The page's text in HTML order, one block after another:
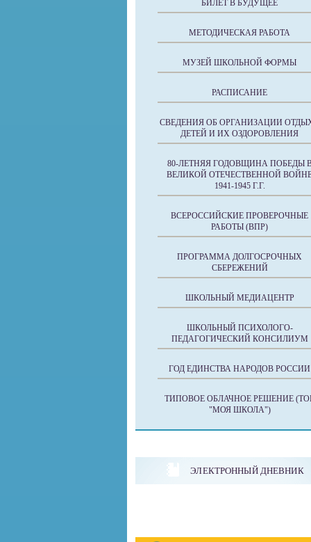
БИЛЕТ В БУДУЩЕЕ
МЕТОДИЧЕСКАЯ РАБОТА
МУЗЕЙ ШКОЛЬНОЙ ФОРМЫ
РАСПИСАНИЕ
СВЕДЕНИЯ ОБ ОРГАНИЗАЦИИ
ДЕТЕЙ И ИХ ОЗДОРОВЛЕНИЯ
80-ЛЕТНЯЯ ГОДОВЩИНА ПОБЕДЫ
ВЕЛИКОЙ ОТЕЧЕСТВЕННОЙ
1941-1945 Г.Г.
ВСЕРОССИЙСКИЕ ПРОВЕРОЧНЫЕ
РАБОТЫ (ВПР)
ПРОГРАММА ДОЛГОСРОЧНЫХ
СБЕРЕЖЕНИЙ
ШКОЛЬНЫЙ МЕДИАЦЕНТР
ШКОЛЬНЫЙ ПСИХОЛОГО-
ПЕДАГОГИЧЕСКИЙ КОНСИЛИУМ
ГОД ЕДИНСТВА НАРОДОВ РОССИИ
ТИПОВОЕ ОБЛАЧНОЕ РЕШЕНИЕ
"МОЯ ШКОЛА")
ЭЛЕКТРОННЫЙ ДНЕВНИК